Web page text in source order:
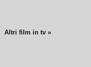
Altri film in tv »